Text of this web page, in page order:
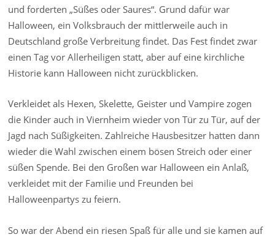
und forderten „Süßes oder Saures“. Grund dafür war
Halloween, ein Volksbrauch der mittlerweile auch in
Deutschland große Verbreitung findet. Das Fest findet zwar
einen Tag vor Allerheiligen statt, aber auf eine kirchliche
Historie kann Halloween nicht zurückblicken.
Verkleidet als Hexen, Skelette, Geister und Vampire zogen
die Kinder auch in Viernheim wieder von Tür zu Tür, auf der
Jagd nach Süßigkeiten. Zahlreiche Hausbesitzer hatten dann
wieder die Wahl zwischen einem bösen Streich oder einer
süßen Spende. Bei den Großen war Halloween ein Anlaß,
verkleidet mit der Familie und Freunden bei
Halloweenpartys zu feiern.
So war der Abend ein riesen Spaß für alle und sie kamen auf